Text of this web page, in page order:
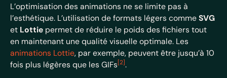
L’optimisation des animations ne se limite pas à
l’esthétique. L’utilisation de formats légers commeSVG
et Lottiepermet de réduire le poids des fichiers tout
en maintenant une qualité visuelle optimale. Les
animations Lottie, par exemple, peuvent être jusqu’à 10
fois plus légères que les GIFs[2].